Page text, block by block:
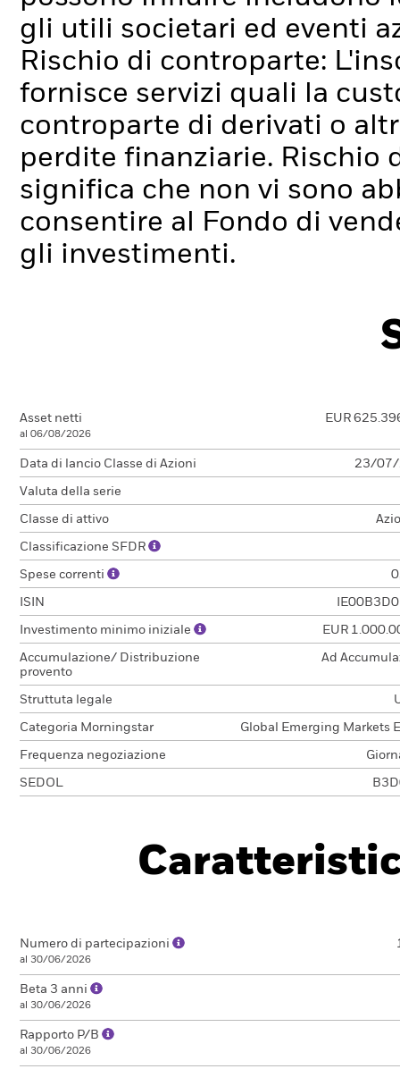
gli utili societari ed eventi
Rischio di controparte:
fornisce servizi quali la
controparte di derivati o
perdite finanziarie. Rischio
significa che non vi sono
consentire al Fondo di
gli investimenti.
Asset netti
al 06/08/2026
EUR
Data di lancio Classe di Azioni 23/07/
Valuta della serie
Classe di attivo
Classificazione SFDR
Spese correnti
ISIN
Investimento minimo iniziale EUR
Accumulazione/ Distribuzione
provento
Ad
Struttuta legale
Categoria Morningstar Global Emerging Markets
Frequenza negoziazione
SEDOL
Numero di partecipazioni
al 30/06/2026
Beta 3 anni
al 30/06/2026
Rapporto P/B
al 30/06/2026